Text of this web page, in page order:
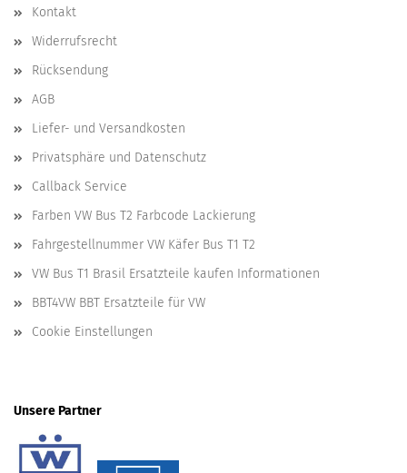
Kontakt
Widerrufsrecht
Rücksendung
AGB
Liefer- und Versandkosten
Privatsphäre und Datenschutz
Callback Service
Farben VW Bus T2 Farbcode Lackierung
Fahrgestellnummer VW Käfer Bus T1 T2
VW Bus T1 Brasil Ersatzteile kaufen Informationen
BBT4VW BBT Ersatzteile für VW
Cookie Einstellungen
Unsere Partner